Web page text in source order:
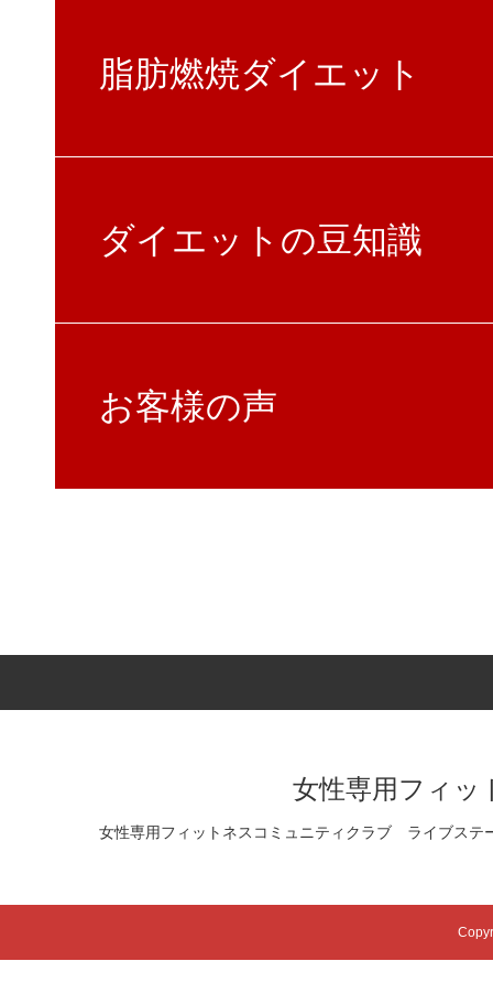
脂肪燃焼ダイエット
ダイエットの豆知識
お客様の声
女性専用フィ
女性専用フィットネスコミュニティクラブ ライブステ